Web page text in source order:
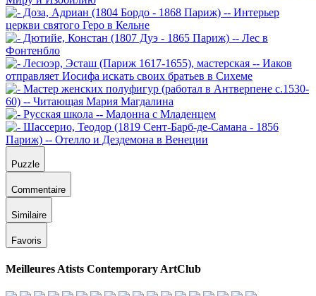
Puzzle
Commentaire
Similaire
Favoris
Meilleures Atists Contemporary ArtClub